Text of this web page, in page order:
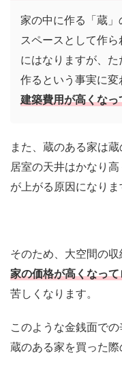
家の中に作る「蔵
スペースとして作
にはなりますが、
作るという事実に変
建築費用が高くな
また、蔵のある家は
居室の天井はかなり
が上がる原因になりま
そのため、大空間の収
家の価格が高くなっ
苦しくなります。
このような金銭面で
蔵のある家を買った際